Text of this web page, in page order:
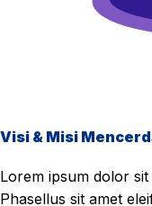
Visi & Misi
Lorem ipsum dolor
Phasellus sit amet